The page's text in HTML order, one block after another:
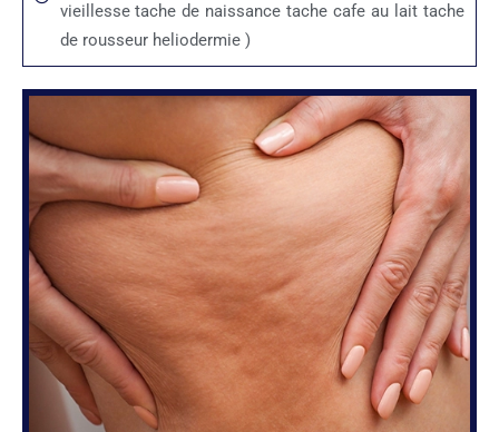
vieillesse tache de naissance tache cafe au lait tache
de rousseur heliodermie )